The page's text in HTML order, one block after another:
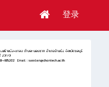
登录